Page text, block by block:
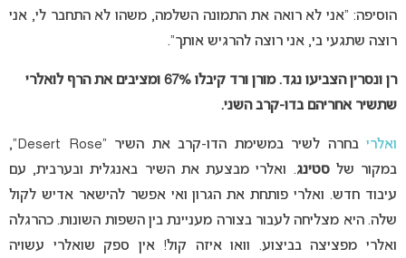
הוסיפה: “אני לא רואה את התמונה השלמה, משהו לא התחבר לי, אני
רוצה שתגעי בי, אני רוצה להרגיש אותך”.
רן ונסרין הצביעו נגד. מורן ורד קיבלו 67% ומציבים את הרף לואלרי
שתשיר אחריהם בדו-קרב השני.
ואלרי
בחרה לשיר במשימת הדו-קרב את השיר “Desert Rose”,
במקור של סטינג. ואלרי מבצעת את השיר באנגלית ובערבית, עם
עיבוד חדש. ואלרי פותחת את הגרון ואי אפשר להישאר אדיש לקול
שלה. היא מצליחה לעבור בצורה מעניינת בין השפות השונות. כהרגלה
ואלרי מפציצה בביצוע. וואו איזה קול! אין ספק שואלרי עשויה